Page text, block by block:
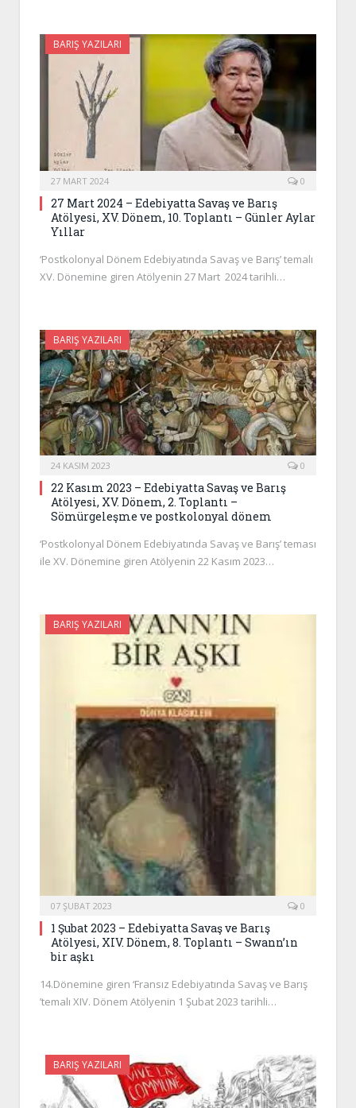
BARIŞ YAZILARI
27 MART 2024 0
27 Mart 2024 – Edebiyatta Savaş ve Barış
Atölyesi, XV. Dönem, 10. Toplantı – Günler Aylar
Yıllar
‘Postkolonyal Dönem Edebiyatında Savaş ve Barış’ temalı
XV. Dönemine giren Atölyenin 27 Mart 2024 tarihli…
BARIŞ YAZILARI
24 KASIM 2023 0
22 Kasım 2023 – Edebiyatta Savaş ve Barış
Atölyesi, XV. Dönem, 2. Toplantı –
Sömürgeleşme ve postkolonyal dönem
‘Postkolonyal Dönem Edebiyatında Savaş ve Barış’ teması
ile XV. Dönemine giren Atölyenin 22 Kasım 2023…
BARIŞ YAZILARI
07 ŞUBAT 2023 0
1 Şubat 2023 – Edebiyatta Savaş ve Barış
Atölyesi, XIV. Dönem, 8. Toplantı – Swann’ın
bir aşkı
14.Dönemine giren ‘Fransız Edebiyatında Savaş ve Barış
’temalı XIV. Dönem Atölyenin 1 Şubat 2023 tarihli…
BARIŞ YAZILARI